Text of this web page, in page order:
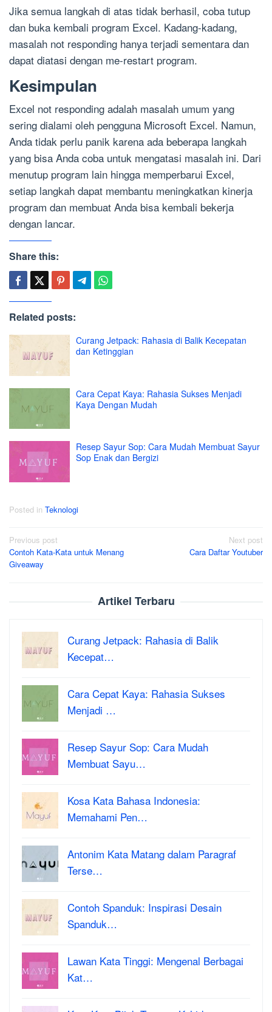
Jika semua langkah di atas tidak berhasil, coba tutup
dan buka kembali program Excel. Kadang-kadang,
masalah not responding hanya terjadi sementara dan
dapat diatasi dengan me-restart program.
Kesimpulan
Excel not responding adalah masalah umum yang
sering dialami oleh pengguna Microsoft Excel. Namun,
Anda tidak perlu panik karena ada beberapa langkah
yang bisa Anda coba untuk mengatasi masalah ini. Dari
menutup program lain hingga memperbarui Excel,
setiap langkah dapat membantu meningkatkan kinerja
program dan membuat Anda bisa kembali bekerja
dengan lancar.
Share this:
Related posts:
Curang Jetpack: Rahasia di Balik Kecepatan
dan Ketinggian
Cara Cepat Kaya: Rahasia Sukses Menjadi
Kaya Dengan Mudah
Resep Sayur Sop: Cara Mudah Membuat Sayur
Sop Enak dan Bergizi
Posted in Teknologi
Post
navigation
Previous post
Contoh Kata-Kata untuk Menang
Giveaway
Next post
Cara Daftar Youtuber
Artikel Terbaru
Curang Jetpack: Rahasia di Balik
Kecepat…
Cara Cepat Kaya: Rahasia Sukses
Menjadi …
Resep Sayur Sop: Cara Mudah
Membuat Sayu…
Kosa Kata Bahasa Indonesia:
Memahami Pen…
Antonim Kata Matang dalam Paragraf
Terse…
Contoh Spanduk: Inspirasi Desain
Spanduk…
Lawan Kata Tinggi: Mengenal Berbagai
Kat…